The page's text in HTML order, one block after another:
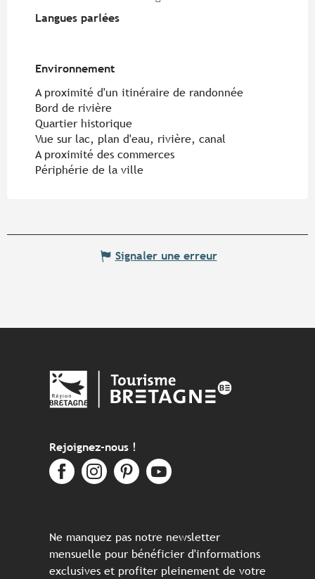
Langues parlées
Langues parlées
Environnement
Environnement
A proximité d'un itinéraire de randonnée
Bord de rivière
Quartier historique
Vue sur lac, plan d'eau, rivière, canal
A proximité des commerces
Périphérie de la ville
Signaler une erreur
Rejoignez-nous !
Ne manquez pas notre newsletter
mensuelle pour bénéficier d'informations
exclusives et profiter pleinement de votre